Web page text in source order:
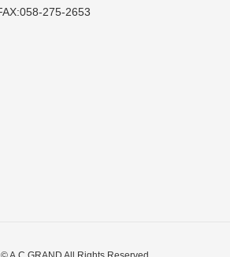
275-2653